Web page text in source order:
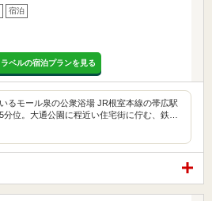
宿泊
ベルの宿泊プランを見る
るモール泉の公衆浴場 JR根室本線の帯広駅
分位。大通公園に程近い住宅街に佇む、鉄…